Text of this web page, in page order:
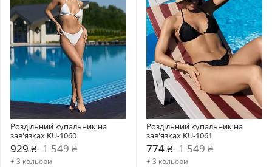
Роздільний купальник на
зав'язках KU-1060
929 ₴ 1 549 ₴
+ 3 кольори
Роздільний купальник на
зав'язках KU-1061
774 ₴ 1 549 ₴
+ 3 кольори